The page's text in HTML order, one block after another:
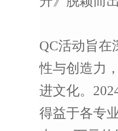
QC活动 旨在
性与创造力
进文化。
得益于各专